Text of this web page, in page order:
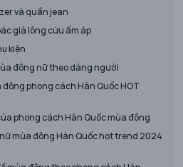
và quần jean
giả lông cừu ấm áp
kiện
đông nữ theo dáng người
đông phong cách Hàn Quốc HOT
phong cách Hàn Quốc mùa đông
mùa đông Hàn Quốc hot trend 2024